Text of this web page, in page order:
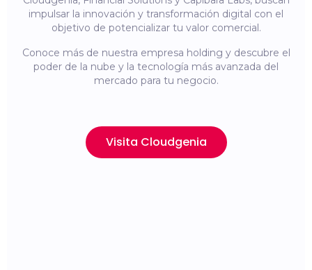
impulsar la innovación y transformación digital con el
objetivo de potencializar tu valor comercial.
Conoce más de nuestra empresa holding y descubre el
poder de la nube y la tecnología más avanzada del
mercado para tu negocio.
Visita Cloudgenia